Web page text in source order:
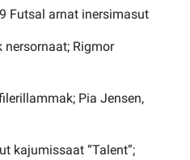
Futsal arnat inersimasut
Rigmor
Pia Jensen,
kajumissaat “Talent”;